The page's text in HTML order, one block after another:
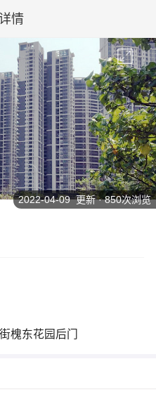
情
槐东花园后门
2022-04-09 更新 · 850次浏览